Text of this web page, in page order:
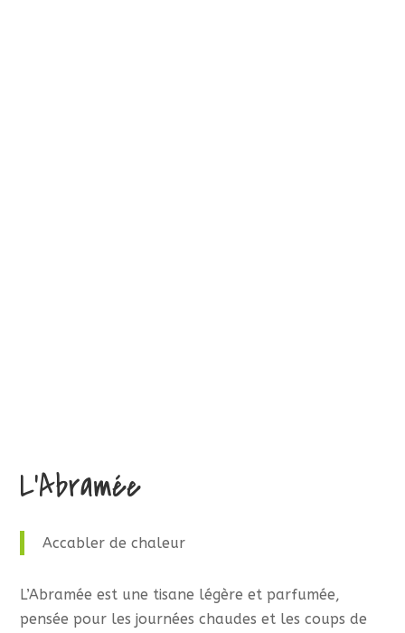
L’Abramée
Accabler de chaleur
L’Abramée est une tisane légère et parfumée,
pensée pour les journées chaudes et les coups de